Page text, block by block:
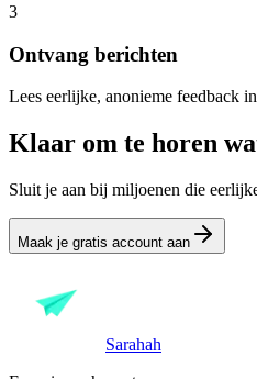
3
Ontvang berichten
Lees eerlijke, anonieme feedback
Klaar om te horen
Sluit je aan bij miljoenen die
Maak je gratis account aan
Sarahah